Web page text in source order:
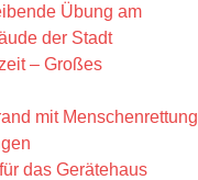
Übung am
der Stadt
– Großes
mit Menschenrettung
das Gerätehaus